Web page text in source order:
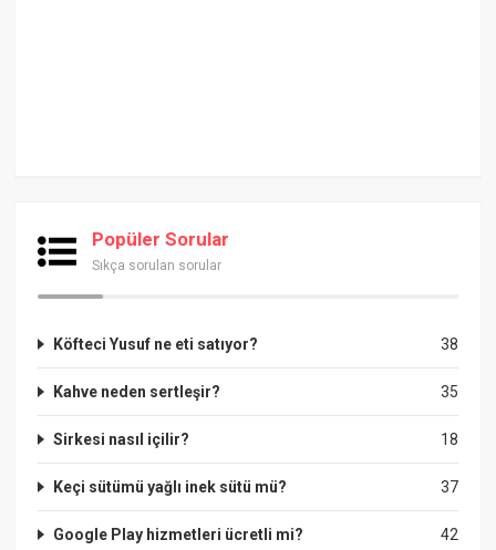
Popüler Sorular
Sıkça sorulan sorular
38
Köfteci Yusuf ne eti satıyor?
35
Kahve neden sertleşir?
18
Sirkesi nasıl içilir?
37
Keçi sütümü yağlı inek sütü mü?
42
Google Play hizmetleri ücretli mi?